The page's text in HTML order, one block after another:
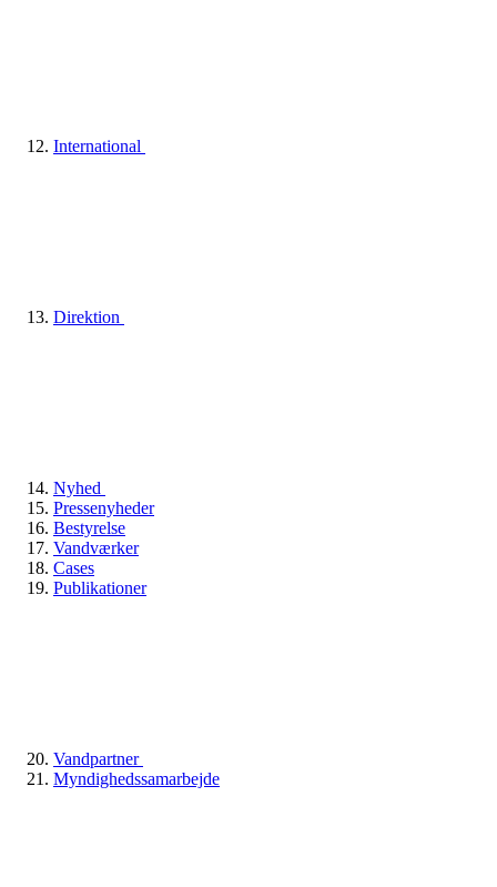
International
Direktion
Nyhed
Pressenyheder
Bestyrelse
Vandværker
Cases
Publikationer
Vandpartner
Myndighedssamarbejde